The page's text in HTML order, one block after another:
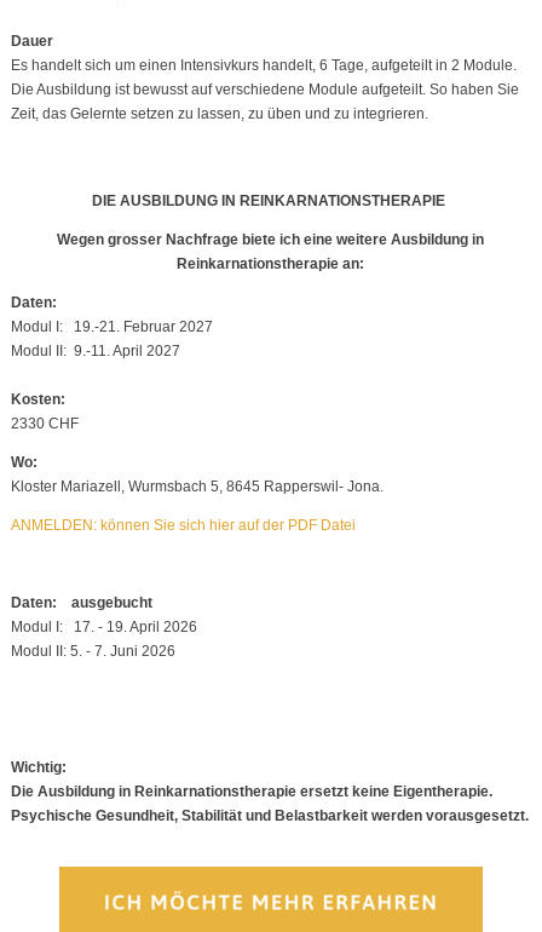
Dauer
Es handelt sich um einen Intensivkurs handelt, 6 Tage, aufgeteilt in 2 Module.
Die Ausbildung ist bewusst auf verschiedene Module aufgeteilt. So haben Sie
Zeit, das Gelernte setzen zu lassen, zu üben und zu integrieren.
DIE AUSBILDUNG IN REINKARNATIONSTHERAPIE
Wegen grosser Nachfrage biete ich eine weitere Ausbildung in
Reinkarnationstherapie an:
Daten:
Modul I: 19.-21. Februar 2027
Modul II: 9.-11. April 2027
Kosten:
2330 CHF
Wo:
Kloster Mariazell, Wurmsbach 5, 8645 Rapperswil- Jona.
ANMELDEN: können Sie sich hier auf der PDF Datei
Daten: ausgebucht
Modul I: 17. - 19. April 2026
Modul II: 5. - 7. Juni 2026
Wichtig:
Die Ausbildung in Reinkarnationstherapie ersetzt keine Eigentherapie.
Psychische Gesundheit, Stabilität und Belastbarkeit werden vorausgesetzt.